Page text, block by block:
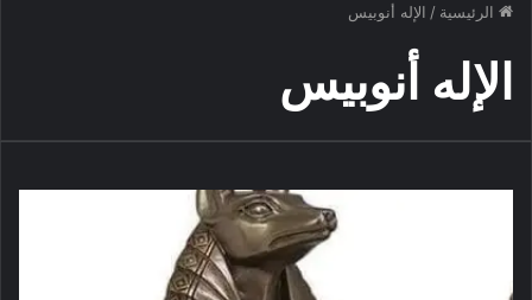
الرئيسية / الإله أنوبيس
الإله أنوبيس